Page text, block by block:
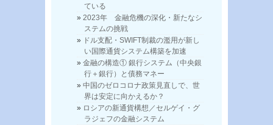
ている
2023年 金融危機の深化・新たなシ
ステムの挑戦
ドル支配・SWIFT制裁の濫用が新し
い国際通貨システム構築を加速
金融の構造① 銀行システム（中央銀
行＋銀行）と債務マネー
中国のゼロコロナ政策見直しで、世
界は安定に向かえるか？
ロシアの新通貨構想／セルゲイ・グ
ラジェフの金融システム